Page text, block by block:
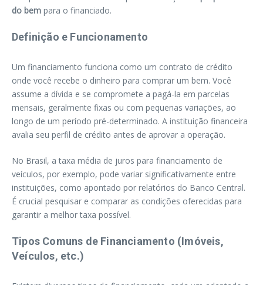
do bem para o financiado.
Definição e Funcionamento
Um financiamento funciona como um contrato de crédito
onde você recebe o dinheiro para comprar um bem. Você
assume a dívida e se compromete a pagá-la em parcelas
mensais, geralmente fixas ou com pequenas variações, ao
longo de um período pré-determinado. A instituição financeira
avalia seu perfil de crédito antes de aprovar a operação.
No Brasil, a taxa média de juros para financiamento de
veículos, por exemplo, pode variar significativamente entre
instituições, como apontado por relatórios do Banco Central.
É crucial pesquisar e comparar as condições oferecidas para
garantir a melhor taxa possível.
Tipos Comuns de Financiamento (Imóveis,
Veículos, etc.)